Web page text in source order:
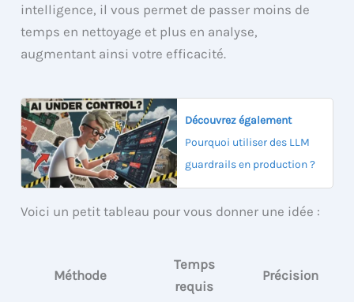
intelligence, il vous permet de passer moins de
temps en nettoyage et plus en analyse,
augmentant ainsi votre efficacité.
Découvrez également
Pourquoi utiliser des LLM
guardrails en production ?
Voici un petit tableau pour vous donner une idée :
Méthode
Temps
requis
Précision